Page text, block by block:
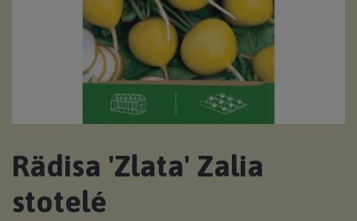
Rädisa 'Zlata' Zalia
stotelé